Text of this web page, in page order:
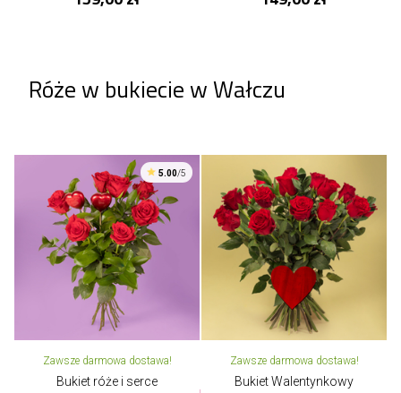
Róże w bukiecie w Wałczu
5.00/5
Zawsze darmowa dostawa!
Bukiet róże i serce
Zawsze darmowa dostawa!
Bukiet Walentynkowy